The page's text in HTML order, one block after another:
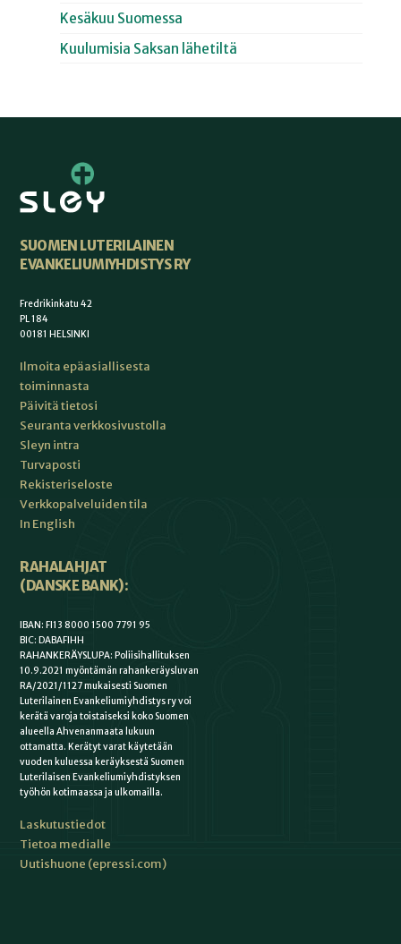
Kesäkuu Suomessa
Kuulumisia Saksan lähetiltä
SUOMEN LUTERILAINEN
EVANKELIUMIYHDISTYS RY
Fredrikinkatu 42
PL 184
00181 HELSINKI
Ilmoita epäasiallisesta
toiminnasta
Päivitä tietosi
Seuranta verkkosivustolla
Sleyn intra
Turvaposti
Rekisteriseloste
Verkkopalveluiden tila
In English
RAHALAHJAT
(DANSKE BANK):
IBAN: FI13 8000 1500 7791 95
BIC: DABAFIHH
RAHANKERÄYSLUPA: Poliisihallituksen
10.9.2021 myöntämän rahankeräysluvan
RA/2021/1127 mukaisesti Suomen
Luterilainen Evankeliumiyhdistys ry voi
kerätä varoja toistaiseksi koko Suomen
alueella Ahvenanmaata lukuun
ottamatta. Kerätyt varat käytetään
vuoden kuluessa keräyksestä Suomen
Luterilaisen Evankeliumiyhdistyksen
työhön kotimaassa ja ulkomailla.
Laskutustiedot
Tietoa medialle
Uutishuone (epressi.com)